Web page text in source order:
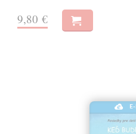
9,80 €